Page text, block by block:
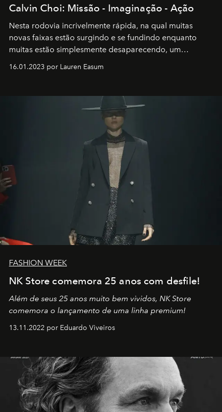
Calvin Choi: Missão - Imaginação - Ação
Nesta rodovia incrivelmente rápida, na qual muitas
novas faixas estão surgindo e se fundindo enquanto
muitas estão simplesmente desaparecendo, um
transportador AMTD abrindo caminho para muitos
por propósitos, com um claro senso de missão na vida e
16.01.2023 por Lauren Easum
FASHION WEEK
NK Store comemora 25 anos com desfile!
Além de seus 25 anos muito bem vividos, NK Store
comemora o lançamento de uma linha premium!
13.11.2022 por Eduardo Viveiros